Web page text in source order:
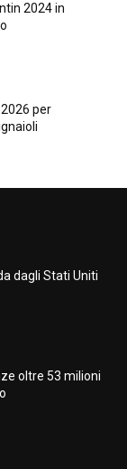
2024 in
2026 per
dagli Stati Uniti
oltre 53 milioni